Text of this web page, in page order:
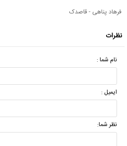
فرهاد پناهی - قاصدک
نظرات
نام شما :
ایمیل :
نظر شما: